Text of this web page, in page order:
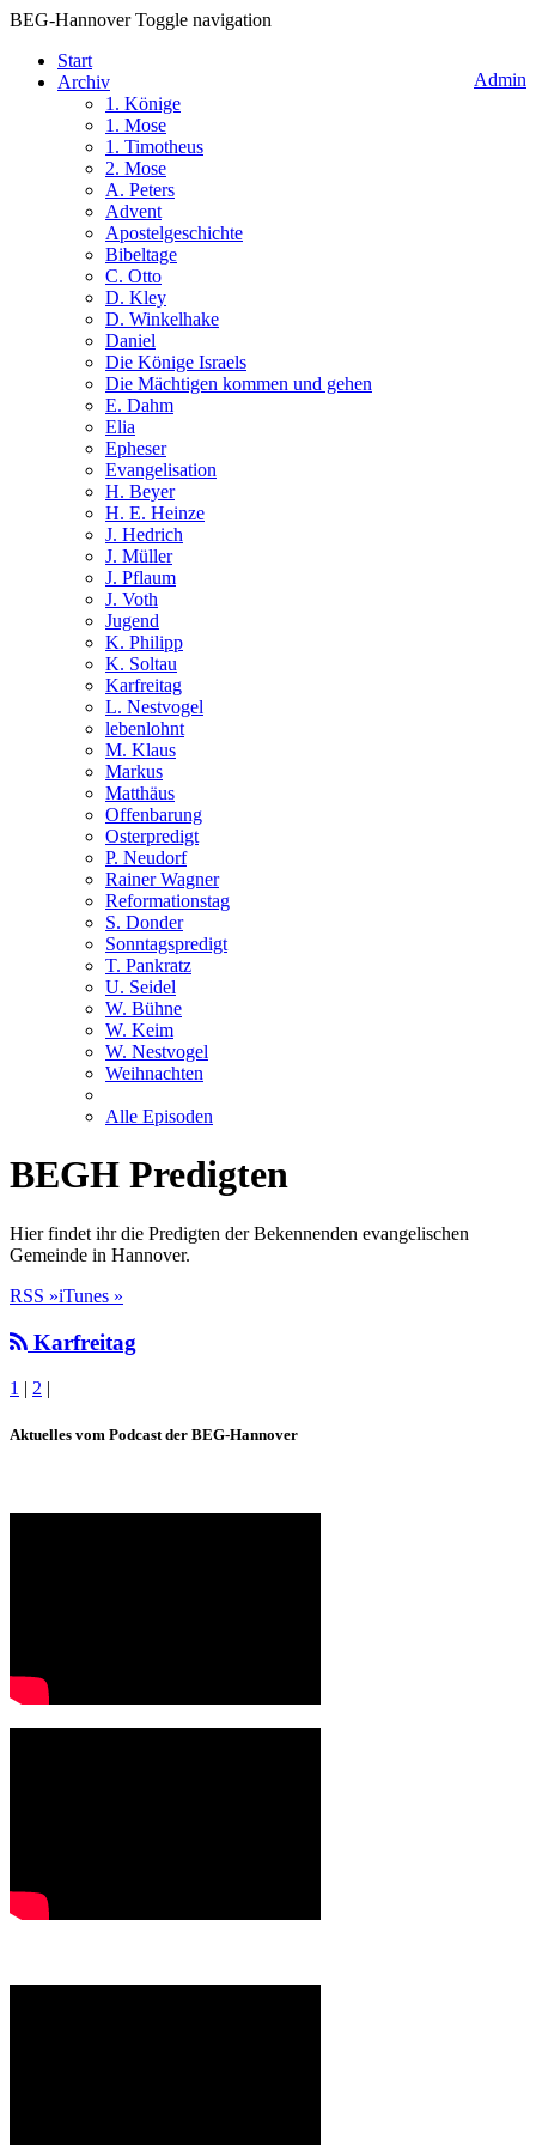
BEG-Hannover Toggle navigation
Admin
Start
Archiv
1. Könige
1. Mose
1. Timotheus
2. Mose
A. Peters
Advent
Apostelgeschichte
Bibeltage
C. Otto
D. Kley
D. Winkelhake
Daniel
Die Könige Israels
Die Mächtigen kommen und gehen
E. Dahm
Elia
Epheser
Evangelisation
H. Beyer
H. E. Heinze
J. Hedrich
J. Müller
J. Pflaum
J. Voth
Jugend
K. Philipp
K. Soltau
Karfreitag
L. Nestvogel
lebenlohnt
M. Klaus
Markus
Matthäus
Offenbarung
Osterpredigt
P. Neudorf
Rainer Wagner
Reformationstag
S. Donder
Sonntagspredigt
T. Pankratz
U. Seidel
W. Bühne
W. Keim
W. Nestvogel
Weihnachten
Alle Episoden
BEGH Predigten
Hier findet ihr die Predigten der Bekennenden evangelischen
Gemeinde in Hannover.
RSS »iTunes »
Karfreitag
1 | 2 |
Aktuelles vom Podcast der BEG-Hannover